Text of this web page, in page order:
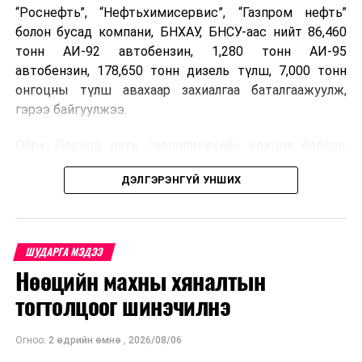
“Роснефть”, “Нефтьхимисервис”, “Газпром нефть”
болон бусад компани, БНХАУ, БНСУ-аас нийт 86,460
тонн АИ-92 автобензин, 1,280 тонн АИ-95
автобензин, 178,650 тонн дизель түлш, 7,000 тонн
онгоцны түлш авахаар захиалгаа баталгаажуулж,
гэрээ байгуулжээ.
Орос, Украины дайнаас шалтгаалсан газрын тосны
үнийн өсөлт дэлхийн зах зээлд буураагүй байна.
дахин өсөж, ОХУ болон бусад эх үүсвэрээс худалдан
авах шатахууны үнэ 1,200-2,000 ам.долларт хүрчээ.
Иймд дотоодын зах зээл дэх үнийн өсөлтийг
сааруулахын тулд гаалийн болон онцгой албан
татварыг тэглэх шаардлага үүссэнийг салбарын сайд
танилцуулсан байна.
ДЭЛГЭРЭНГҮЙ УНШИХ
ШУДАРГА МЭДЭЭ
Нөөцийн махны хяналтын
тогтолцоог шинэчилнэ
Огноо: 2 өдрийн өмнө , 2026/08/06